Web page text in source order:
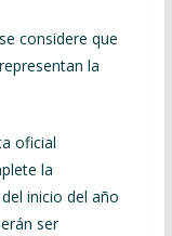
considere que
la
oficial
la
inicio del año
ser